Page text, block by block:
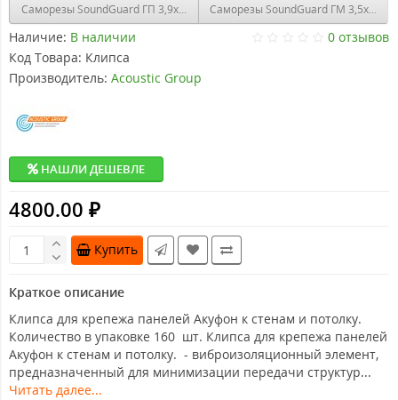
Саморезы SoundGuard ГП 3,9х25 Саморезы SoundGuard ГМ
Наличие: В наличии
0 отзывов
Код Товара: Клипса
Производитель: Acoustic Group
НАШЛИ ДЕШЕВЛЕ
4800.00 ₽
Купить
Краткое описание
Клипса для крепежа панелей Акуфон к стенам и потолку.
Количество в упаковке 160 шт. Клипса для крепежа панелей
Акуфон к стенам и потолку. - виброизоляционный элемент,
предназначенный для минимизации передачи структур...
Читать далее...